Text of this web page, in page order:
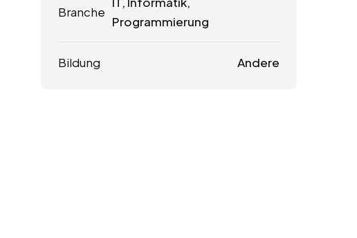
Branche
Programmierung
Bildung Andere